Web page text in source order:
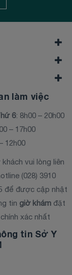
làm việc
6: 8h00 – 20h00
– 17h00
12h00
khách vui lòng liên
(028) 3910
để được cập nhật
tin giờ khám đặt
xác nhất
tin Sở Y